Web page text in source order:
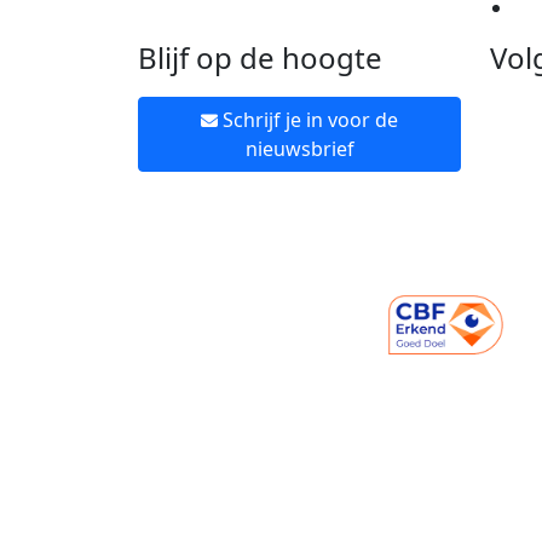
Blijf op de hoogte
Schrijf je in voor de
nieuwsbrief